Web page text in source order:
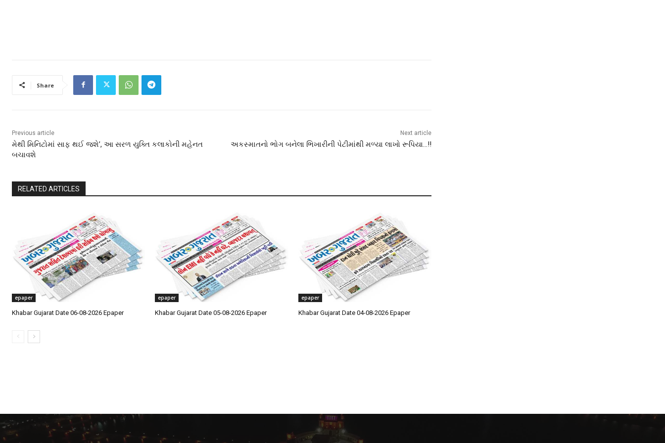
Share
Previous article
મેથી મિનિટોમાં સાફ થઈ જશે’, આ સરળ યુક્તિ કલાકોની મહેનત
બચાવશે
Next article
અકસ્માતનો ભોગ બનેલા ભિખારીની પેટીમાંથી મળ્યા લાખો રૂપિયા…!!
RELATED ARTICLES
epaper
Khabar Gujarat Date 06-08-2026 Epaper
epaper
Khabar Gujarat Date 05-08-2026 Epaper
epaper
Khabar Gujarat Date 04-08-2026 Epaper